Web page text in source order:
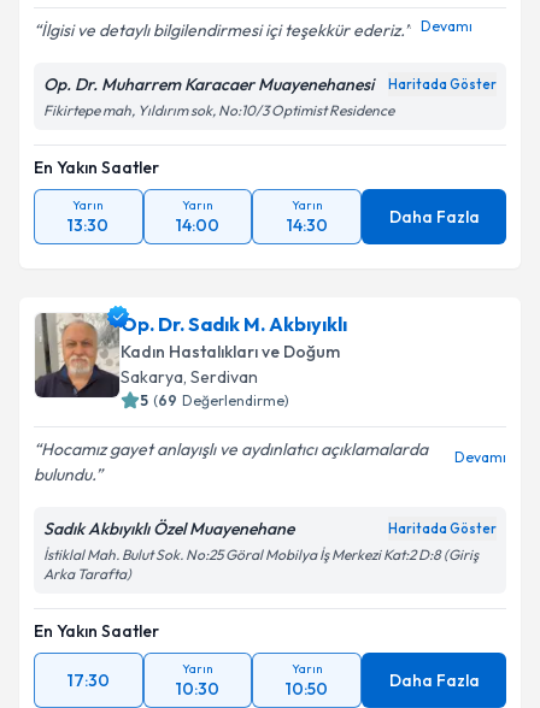
İlgisi ve detaylı bilgilendirmesi içi teşekkür ederiz. Devamı
Op. Dr. Muharrem Karacaer Muayenehanesi Haritada Göster
Fikirtepe mah, Yıldırım sok, No:10/3 Optimist Residence
En Yakın Saatler
Yarın
13:30
Yarın
14:00
Yarın
14:30 Daha Fazla
Op. Dr. Sadık M. Akbıyıklı
Kadın Hastalıkları ve Doğum
Sakarya, Serdivan
5 (69 Değerlendirme)
Hocamız gayet anlayışlı ve aydınlatıcı açıklamalarda
bulundu.
Devamı
Sadık Akbıyıklı Özel Muayenehane Haritada Göster
İstiklal Mah. Bulut Sok. No:25 Göral Mobilya İş Merkezi Kat:2 D:8 (Giriş
Arka Tarafta)
En Yakın Saatler
17:30
Yarın
10:30
Yarın
10:50 Daha Fazla